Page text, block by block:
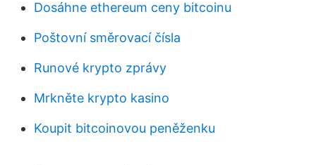
Dosáhne ethereum ceny bitcoinu
Poštovní směrovací čísla
Runové krypto zprávy
Mrkněte krypto kasino
Koupit bitcoinovou peněženku